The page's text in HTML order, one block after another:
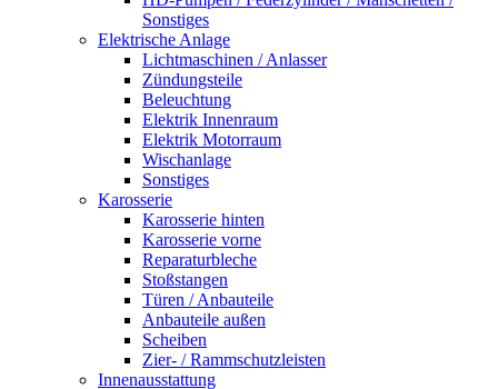
Sonstiges
Elektrische Anlage
Lichtmaschinen / Anlasser
Zündungsteile
Beleuchtung
Elektrik Innenraum
Elektrik Motorraum
Wischanlage
Sonstiges
Karosserie
Karosserie hinten
Karosserie vorne
Reparaturbleche
Stoßstangen
Türen / Anbauteile
Anbauteile außen
Scheiben
Zier- / Rammschutzleisten
Innenausstattung